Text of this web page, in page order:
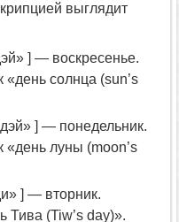
выглядит
] — воскресенье.
«день солнца (sun’s
] — понедельник.
«день луны (moon’s
] — вторник.
Тива (Tiw’s day)».